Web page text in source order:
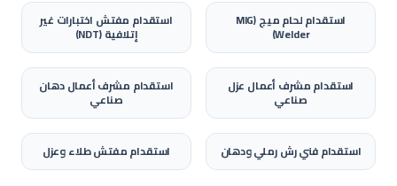
استقدام لحام ميج (MIG
Welder)
استقدام مفتش اختبارات غير
إتلافية (NDT)
استقداممشرف أعمال عزل
صناعي
استقدام مشرف أعمال دهان
صناعي
استقدامفني رش رملي ودهان استقداممفتش طلاء وعزل